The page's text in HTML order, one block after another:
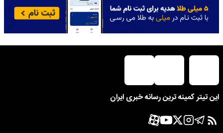
این تیتر کمینه ترین رسانه خبری ایران